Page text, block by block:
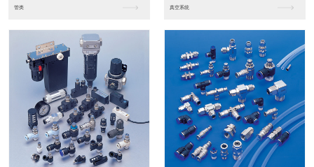
进口松下PLC2 进口松下PLC